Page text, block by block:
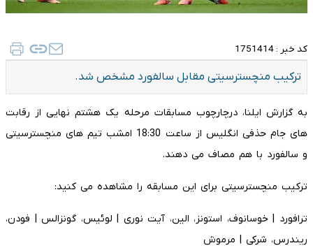
کد خبر : 1751414
ترکیب منچسترسیتی مقابل سالفورد مشخص شد.
به گزارش ایلنا، درچارچوب مسابقات مرحله یک هشتم نهایی از رقابت
های جام حذفی انگلیس از ساعت 18:30 امشب تیم های منچسترسیتی
و سالفورد با هم مصاف می دهند.
ترکیب منچسترسیتی برای این مسابقه را مشاهده می کنید:
ترافورد | خوسانوف، استونز، الین، آیت نوری | لوئیس، گونزالس | فودن،
ریندرس، شرکی | مرموش